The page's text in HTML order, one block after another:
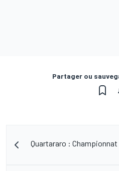
Partager ou
Quartararo :